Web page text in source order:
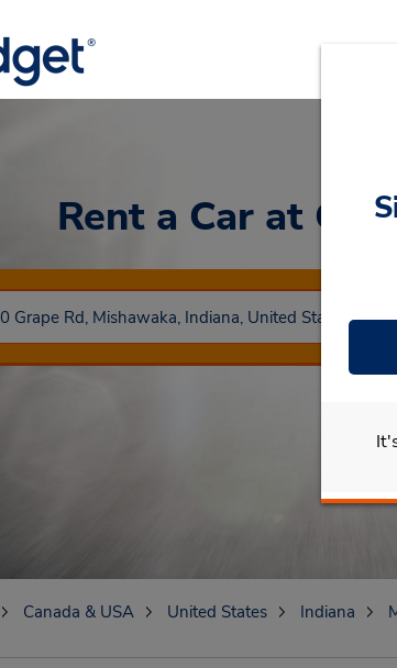
Rent a Car at
Canada & USA United States Indiana